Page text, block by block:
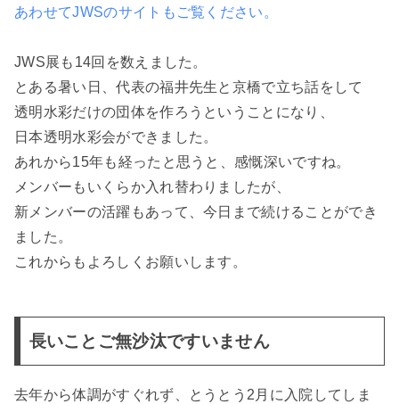
あわせてJWSのサイトもご覧ください。
JWS展も14回を数えました。
とある暑い日、代表の福井先生と京橋で立ち話をして
透明水彩だけの団体を作ろうということになり、
日本透明水彩会ができました。
あれから15年も経ったと思うと、感慨深いですね。
メンバーもいくらか入れ替わりましたが、
新メンバーの活躍もあって、今日まで続けることができ
ました。
これからもよろしくお願いします。
長いことご無沙汰ですいません
去年から体調がすぐれず、とうとう2月に入院してしま